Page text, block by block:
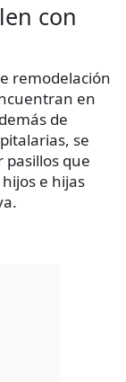
con
remodelación
en
de
se
pasillos que
e hijas